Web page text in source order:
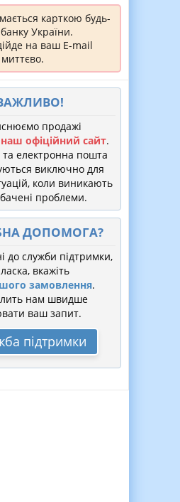
карткою будь-
України.
на ваш E-mail
миттєво.
продажі
офіційний сайт.
електронна пошта
виключно для
коли виникають
проблеми.
ДОПОМОГА?
до служби підтримки,
вкажіть
замовлення.
нам швидше
ваш запит.
підтримки